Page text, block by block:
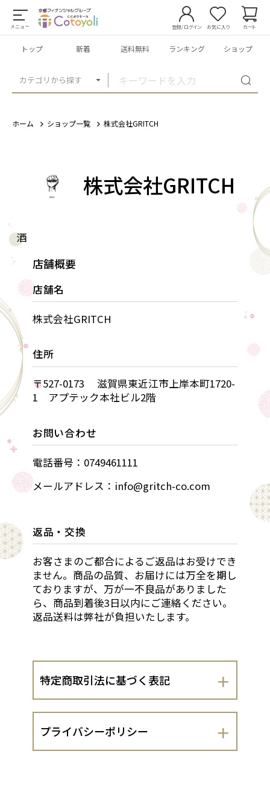
メニュー
カテゴリから探す
登録/ログイン お気に入り カート
トップ 新着 送料無料 ランキング ショップ
ホーム ショップ一覧 株式会社GRITCH
株式会社GRITCH
酒
店舗概要
店舗名
株式会社GRITCH
住所
〒527-0173 滋賀県東近江市上岸本町1720-
1 アプテック本社ビル2階
お問い合わせ
電話番号：0749461111
メールアドレス：info@gritch-co.com
返品・交換
お客さまのご都合によるご返品はお受けでき
ません。商品の品質、お届けには万全を期し
ておりますが、万が一不良品がありました
ら、商品到着後3日以内にご連絡ください。
返品送料は弊社が負担いたします。
特定商取引法に基づく表記
会社名
プライバシーポリシー